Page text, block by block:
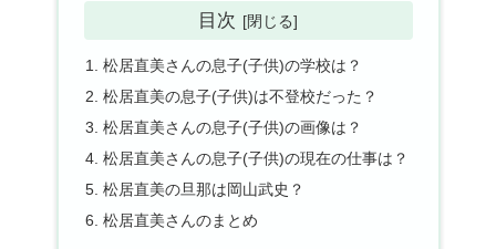
目次
松居直美さんの息子(子供)の学校は？
松居直美の息子(子供)は不登校だった？
松居直美さんの息子(子供)の画像は？
松居直美さんの息子(子供)の現在の仕事は？
松居直美の旦那は岡山武史？
松居直美さんのまとめ